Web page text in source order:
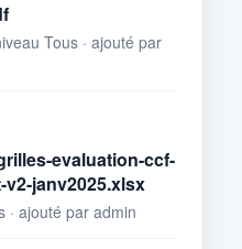
Tous · ajouté par
evaluation-ccf-
janv2025.xlsx
· ajouté par admin